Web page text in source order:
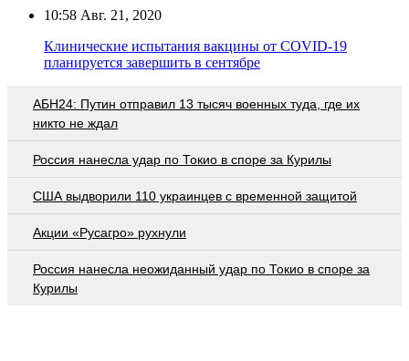
10:58 Авг. 21, 2020
Клинические испытания вакцины от COVID-19
планируется завершить в сентябре
АБН24: Путин отправил 13 тысяч военных туда, где их
никто не ждал
Россия нанесла удар по Токио в споре за Курилы
США выдворили 110 украинцев с временной защитой
Акции «Русагро» рухнули
Россия нанесла неожиданный удар по Токио в споре за
Курилы